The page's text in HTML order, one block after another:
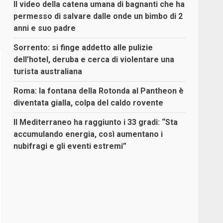
Il video della catena umana di bagnanti che ha
permesso di salvare dalle onde un bimbo di 2
anni e suo padre
Sorrento: si finge addetto alle pulizie
dell’hotel, deruba e cerca di violentare una
turista australiana
Roma: la fontana della Rotonda al Pantheon è
diventata gialla, colpa del caldo rovente
Il Mediterraneo ha raggiunto i 33 gradi: “Sta
accumulando energia, così aumentano i
nubifragi e gli eventi estremi”